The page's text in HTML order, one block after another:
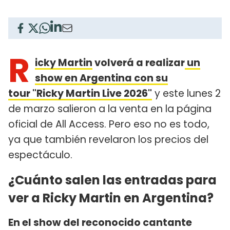
R icky Martinvolverá a realizarun
show en Argentina con su
tour "Ricky Martin Live 2026" y este lunes 2
de marzo salieron a la venta en la página
oficial de All Access. Pero eso no es todo,
ya que también revelaron los precios del
espectáculo.
¿Cuánto salen las entradas para
ver a Ricky Martin en Argentina?
En el show del reconocido cantante